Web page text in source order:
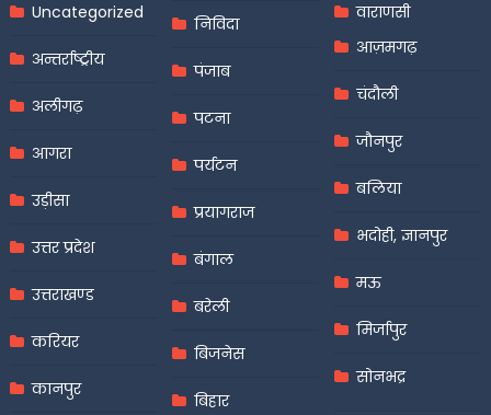
Uncategorized
अन्तर्राष्ट्रीय
अलीगढ़
आगरा
उड़ीसा
उत्तर प्रदेश
उत्तराखण्ड
करियर
कानपुर
निविदा
पंजाब
पटना
पर्यटन
प्रयागराज
बंगाल
बरेली
बिजनेस
बिहार
वाराणसी
आज़मगढ़
चंदौली
जौनपुर
बलिया
भदोही, ज्ञानपुर
मऊ
मिर्जापुर
सोनभद्र